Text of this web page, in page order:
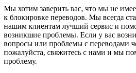
Мы хотим заверить вас, что мы не
к блокировке переводов. Мы всегда
нашим клиентам лучший сервис и
возникшие проблемы. Если у вас
вопросы или проблемы с переводами
пожалуйста, свяжитесь с нами и мы
проблему.